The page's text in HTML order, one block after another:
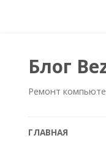
Блог
Ремонт
ГЛАВНАЯ